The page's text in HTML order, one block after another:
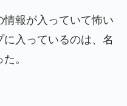
報が入っていて怖い
入っているのは、名
。